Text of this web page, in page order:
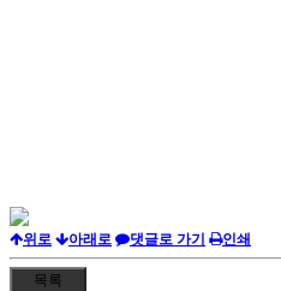
위로 아래로 댓글로 가기 인쇄
목록